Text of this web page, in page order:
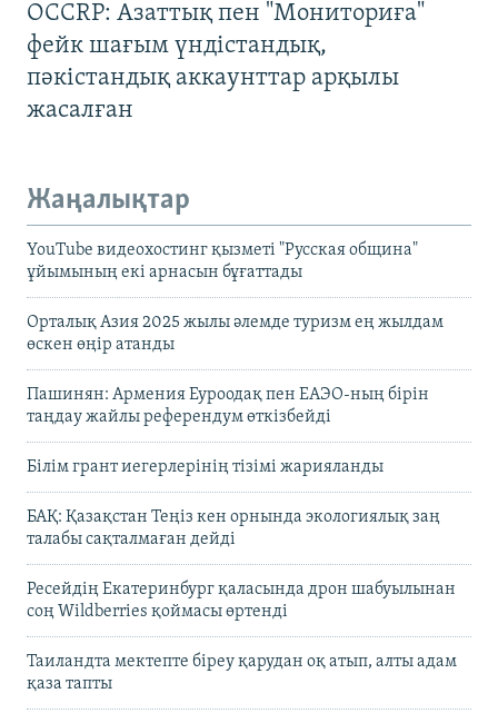
OCCRP: Азаттық пен "Мониториға"
фейк шағым үндістандық,
пәкістандық аккаунттар арқылы
жасалған
Жаңалықтар
YouTube видеохостинг қызметі "Русская община"
ұйымының екі арнасын бұғаттады
Орталық Азия 2025 жылы әлемде туризм ең жылдам
өскен өңір атанды
Пашинян: Армения Еуроодақ пен ЕАЭО-ның бірін
таңдау жайлы референдум өткізбейді
Білім грант иегерлерінің тізімі жарияланды
БАҚ: Қазақстан Теңіз кен орнында экологиялық заң
талабы сақталмаған дейді
Ресейдің Екатеринбург қаласында дрон шабуылынан
соң Wildberries қоймасы өртенді
Таиландта мектепте біреу қарудан оқ атып, алты адам
қаза тапты